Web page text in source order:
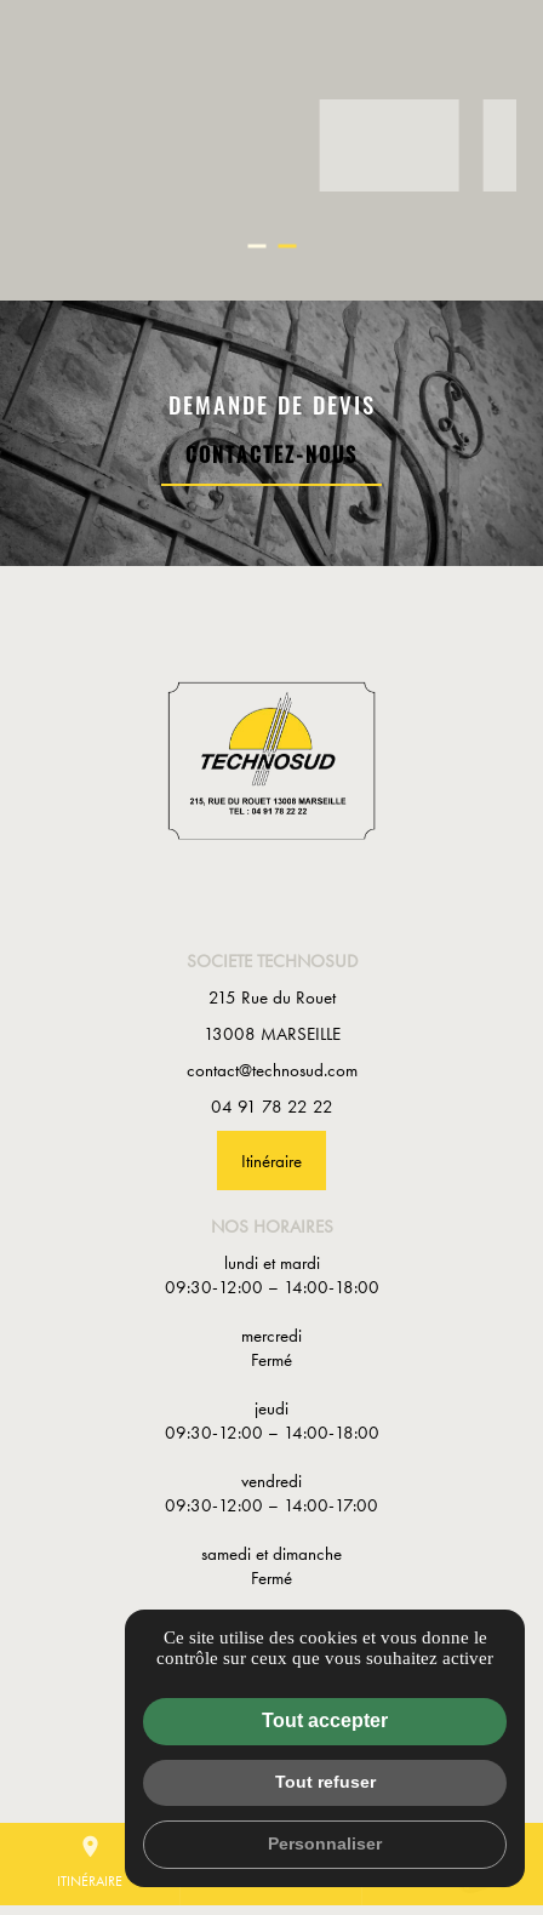
DEMANDE DE DEVIS
CONTACTEZ-NOUS
place
ITINÉRAIRE
mail
SOCIETE TECHNOSUD
215 Rue du Rouet
13008 MARSEILLE
contact@technosud.com
04 91 78 22 22
Itinéraire
NOS HORAIRES
lundi et mardi
09:30-12:00 – 14:00-18:00
mercredi
Fermé
jeudi
09:30-12:00 – 14:00-18:00
vendredi
09:30-12:00 – 14:00-17:00
samedi et dimanche
Fermé
LIENS UTILES
Guide local
Informations complémentaires
Politique de confidentialité
Flux RSS
Gestion des cookies
Ce site utilise des cookies et vous donne le
contrôle sur ceux que vous souhaitez activer
Tout accepter
Tout refuser
Personnaliser